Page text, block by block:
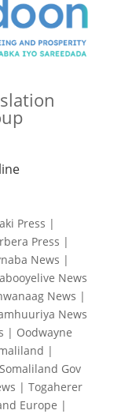
Press |
Press |
News |
News
News |
News
| Oodwayne
|
Somaliland Gov
| Togaherer
Europe |